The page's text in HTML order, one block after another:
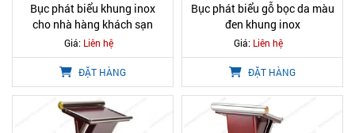
Bục phát biểu khung inox
cho nhà hàng khách sạn
Giá: Liên hệ
ĐẶT HÀNG
Bục phát biểu gỗ bọc da màu
đen khung inox
Giá: Liên hệ
ĐẶT HÀNG